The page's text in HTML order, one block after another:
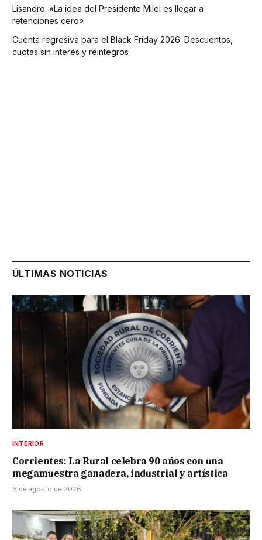
Lisandro: «La idea del Presidente Milei es llegar a
retenciones cero»
Cuenta regresiva para el Black Friday 2026: Descuentos,
cuotas sin interés y reintegros
ÚLTIMAS NOTICIAS
INTERIOR
Corrientes: La Rural celebra 90 años con una
megamuestra ganadera, industrial y artística
6 de agosto de 2026